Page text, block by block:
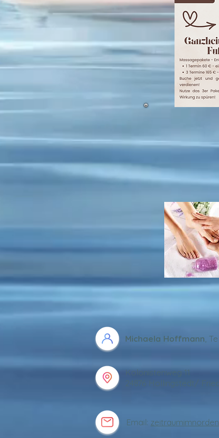
Michaela Hoffmann ,
Kolonistenweg 11
24876 Hollingstedt/
Email: